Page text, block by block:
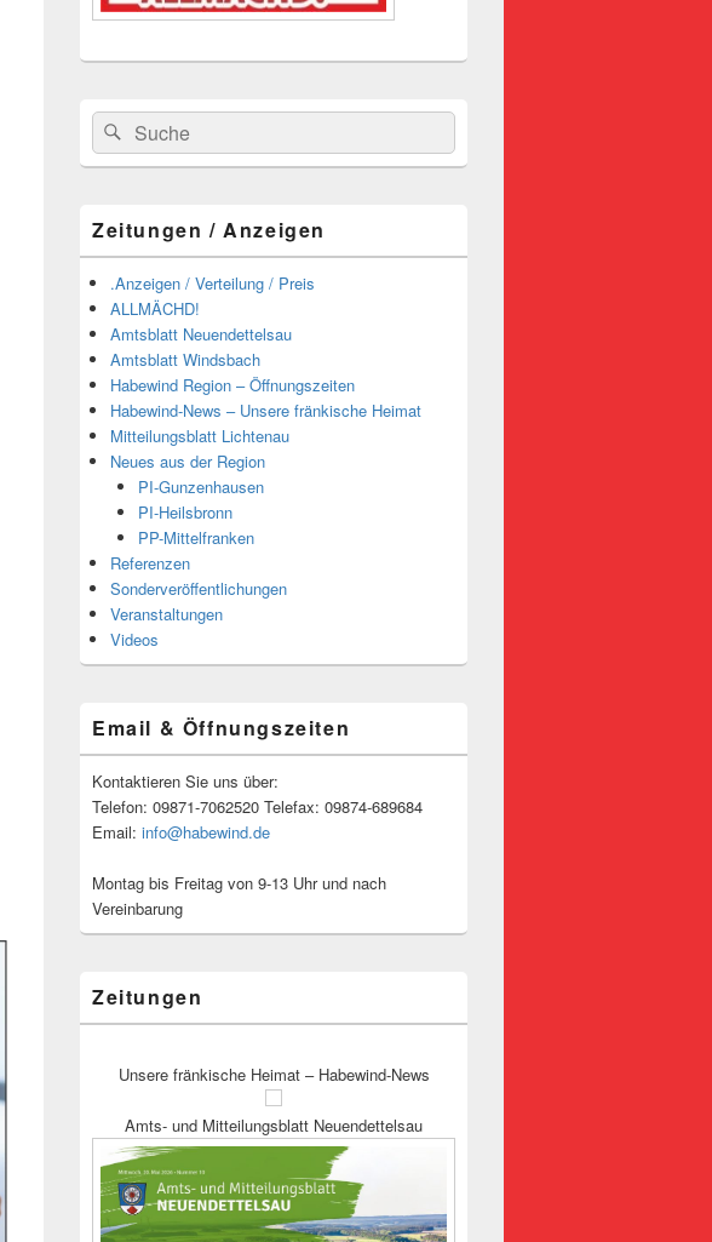
Suchen
nach:
Suchen
Zeitungen / Anzeigen
.Anzeigen / Verteilung / Preis
ALLMÄCHD!
Amtsblatt Neuendettelsau
Amtsblatt Windsbach
Habewind Region – Öffnungszeiten
Habewind-News – Unsere fränkische Heimat
Mitteilungsblatt Lichtenau
Neues aus der Region
PI-Gunzenhausen
PI-Heilsbronn
PP-Mittelfranken
Referenzen
Sonderveröffentlichungen
Veranstaltungen
Videos
Email & Öffnungszeiten
Kontaktieren Sie uns über:
Telefon: 09871-7062520 Telefax: 09874-689684
Email: info@habewind.de
Montag bis Freitag von 9-13 Uhr und nach
Vereinbarung
Zeitungen
Unsere fränkische Heimat – Habewind-News
Amts- und Mitteilungsblatt Neuendettelsau